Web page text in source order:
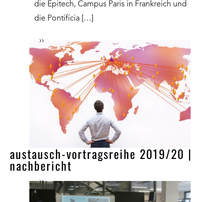
die Epitech, Campus Paris in Frankreich und
die Pontifícia […]
››
austausch-vortragsreihe 2019/20 |
nachbericht
››